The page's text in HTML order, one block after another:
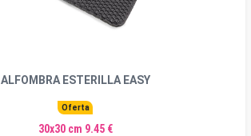
ALFOMBRA ESTERILLA EASY
Oferta
30x30 cm 9.45 €